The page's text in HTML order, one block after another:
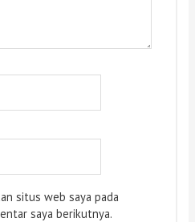
situs web saya pada
saya berikutnya.